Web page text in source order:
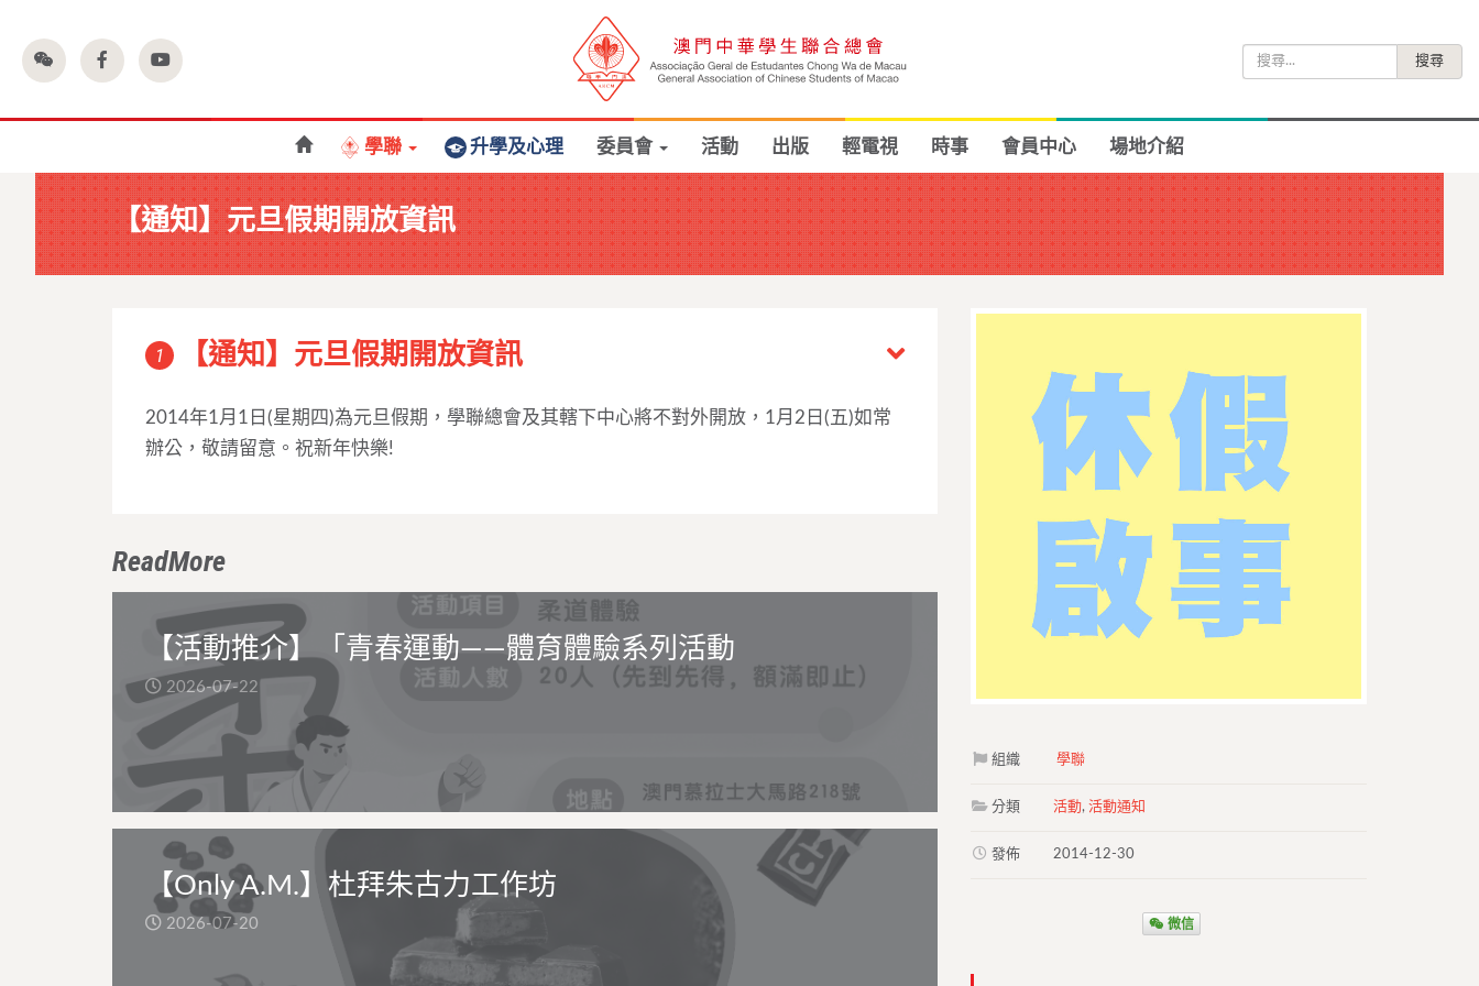
尋
學聯 升學及心理 委員會 活動 出版 輕電視 時事 會員中心 場地介紹
【通知】元旦假期開放資訊
1 【通知】元旦假期開放資訊
2014年1月1日(星期四)為元旦假期， 學聯總會及其轄下中心將不對外開放，1月2日(五)如常
辦公， 敬請留意。祝新年快樂!
ReadMore
【活動推介】「青春運動——體育體驗系列活動
2026-07-22
【Only A.M.】杜拜朱古力工作坊
2026-07-20
組織 學聯
分類 活動,活動通知
發佈 2014-12-30
微信